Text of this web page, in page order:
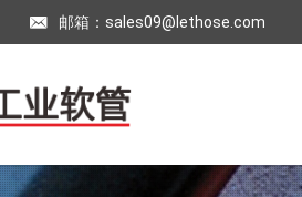
邮箱：sales09@lethose.com